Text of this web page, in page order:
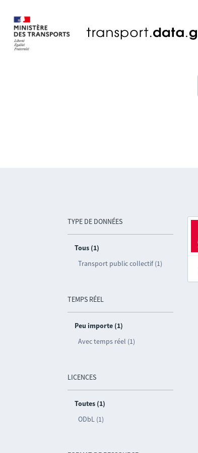
TYPE DE DONNÉES
Tous (1)
Transport public collectif (1)
TEMPS RÉEL
Peu importe (1)
Avec temps réel (1)
LICENCES
Toutes (1)
ODbL (1)